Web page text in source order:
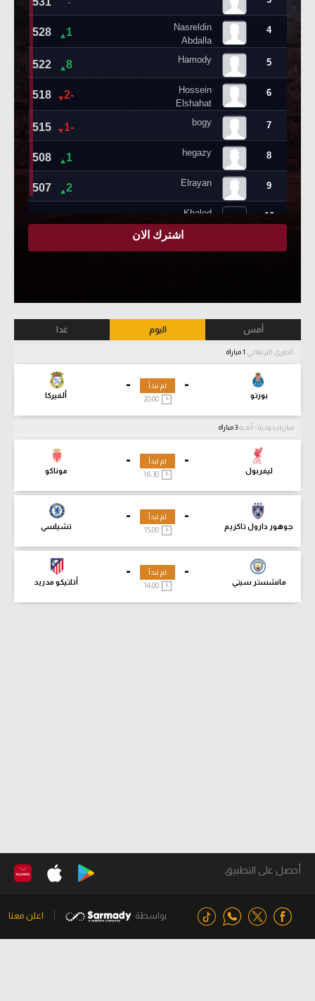
أمس اليوم غدا
الدوري البرتغالي
-
بورتو
-
ألفيركا
لم تبدأ
مباريات ودية - أندية
-
ليفربول
-
موناكو
لم تبدأ
-
جوهور دارول تاكزيم
-
تشيلسي
لم تبدأ
15:00
-
مانشستر سيتي
-
أتلتيكو مدريد
لم تبدأ
14:00
أحصل على التطبيق
بواسطة اعلن معنا